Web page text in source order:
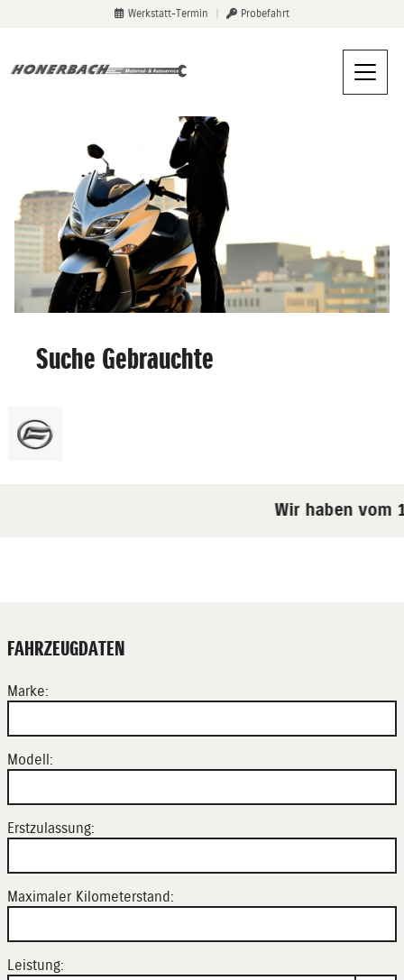
Werkstatt-Termin Probefahrt
Suche Gebrauchte
Wir haben vom
FAHRZEUGDATEN
Marke:
Modell:
Erstzulassung:
Maximaler Kilometerstand:
Leistung: